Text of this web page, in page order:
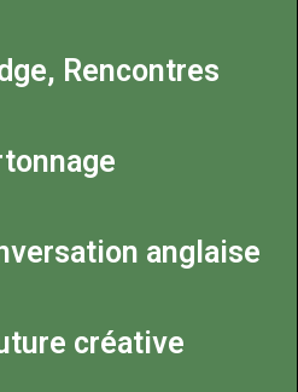
Rencontres
anglaise
créative